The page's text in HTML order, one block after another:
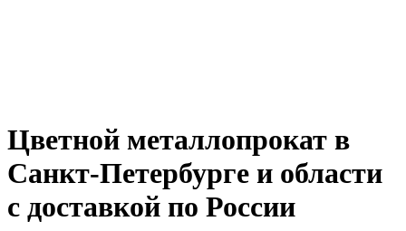
Цветной металлопрокат в
Санкт-Петербурге и области
с доставкой по России